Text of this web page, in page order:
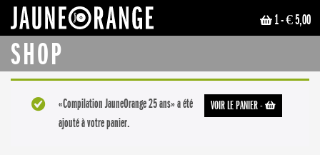
1- € 5,00
SHOP
VOIR LE PANIER-
«Compilation JauneOrange 25 ans» a été
ajouté à votre panier.